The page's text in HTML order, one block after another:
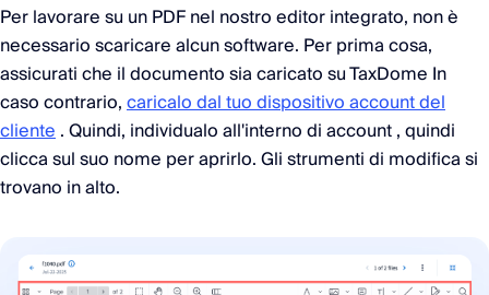
Per lavorare su un PDF nel nostro editor integrato, non è
necessario scaricare alcun software. Per prima cosa,
assicurati che il documento sia caricato su TaxDome In
caso contrario,caricalo dal tuo dispositivo account del
cliente. Quindi, individualo all'interno di account , quindi
clicca sul suo nome per aprirlo. Gli strumenti di modifica si
trovano in alto.